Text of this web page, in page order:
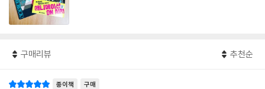
구매리뷰 추천순
종이책 구매